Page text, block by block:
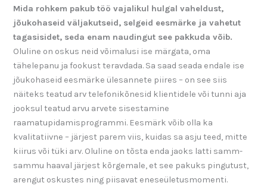
Mida rohkem pakub töö vajalikul hulgal vaheldust,
jõukohaseid väljakutseid, selgeid eesmärke ja vahetut
tagasisidet, seda enam naudingut see pakkuda võib.
Oluline on oskus neid võimalusi ise märgata, oma
tähelepanu ja fookust teravdada. Sa saad seada endale ise
jõukohaseid eesmärke ülesannete piires – on see siis
näiteks teatud arv telefonikõnesid klientidele või tunni aja
jooksul teatud arvu arvete sisestamine
raamatupidamisprogrammi. Eesmärk võib olla ka
kvalitatiivne – järjest parem viis, kuidas sa asju teed, mitte
kiirus või tüki arv. Oluline on tõsta enda jaoks latti samm-
sammu haaval järjest kõrgemale, et see pakuks pingutust,
arengut oskustes ning piisavat eneseületusmomenti.